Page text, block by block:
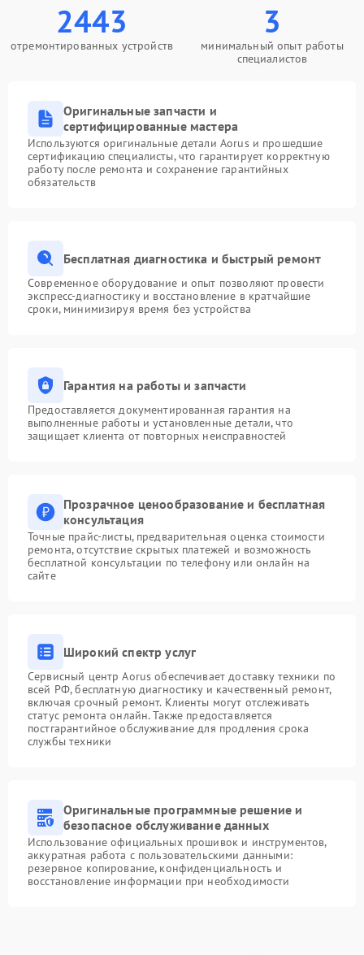
2443
отремонтированных устройств
3
минимальный опыт работы
специалистов
Оригинальные запчасти и
сертифицированные мастера
Используются оригинальные детали Aorus и прошедшие
сертификацию специалисты, что гарантирует корректную
работу после ремонта и сохранение гарантийных
обязательств
Бесплатная диагностика и быстрый ремонт
Современное оборудование и опыт позволяют провести
экспресс-диагностику и восстановление в кратчайшие
сроки, минимизируя время без устройства
Гарантия на работы и запчасти
Предоставляется документированная гарантия на
выполненные работы и установленные детали, что
защищает клиента от повторных неисправностей
Прозрачное ценообразование и бесплатная
консультация
Точные прайс-листы, предварительная оценка стоимости
ремонта, отсутствие скрытых платежей и возможность
бесплатной консультации по телефону или онлайн на
сайте
Широкий спектр услуг
Сервисный центр Aorus обеспечивает доставку техники по
всей РФ, бесплатную диагностику и качественный ремонт,
включая срочный ремонт. Клиенты могут отслеживать
статус ремонта онлайн. Также предоставляется
постгарантийное обслуживание для продления срока
службы техники
Оригинальные программные решение и
безопасное обслуживание данных
Использование официальных прошивок и инструментов,
аккуратная работа с пользовательскими данными:
резервное копирование, конфиденциальность и
восстановление информации при необходимости